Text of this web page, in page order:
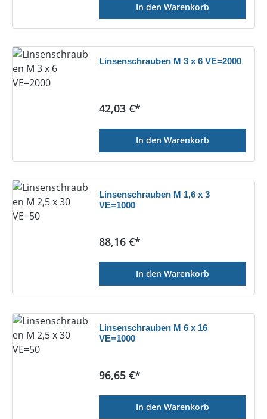
In den Warenkorb
Linsenschrauben M 3 x 6 VE=2000
Regulärer Preis:
42,03 €*
In den Warenkorb
Linsenschrauben M 1,6 x 3
VE=1000
Regulärer Preis:
88,16 €*
In den Warenkorb
Linsenschrauben M 6 x 16
VE=1000
Regulärer Preis:
96,65 €*
In den Warenkorb